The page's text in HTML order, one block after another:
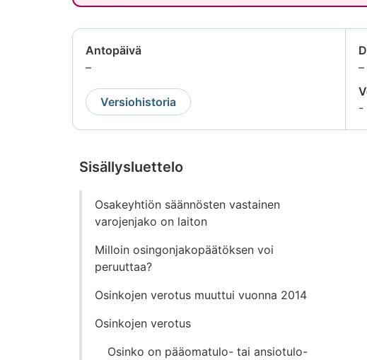
Antopäivä
–Tietoa
saatavilla
Versiohistoria
–
ei
-
Sisällysluettelo
Siirry
suoraan
sisältöön
Osakeyhtiön säännösten vastainen
varojenjako on laiton
Milloin osingonjakopäätöksen voi
peruuttaa?
Osinkojen verotus muuttui vuonna 2014
Osinkojen verotus
Osinko on pääomatulo- tai ansiotulo-